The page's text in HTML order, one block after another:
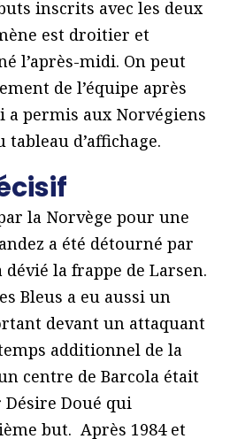
inscrits avec les deux
est droitier et
l’après-midi. On peut
de l’équipe après
a permis aux Norvégiens
tableau d’affichage.
la Norvège pour une
a été détourné par
la frappe de Larsen.
Bleus a eu aussi un
devant un attaquant
additionnel de la
centre de Barcola était
Doué qui
but. Après 1984 et